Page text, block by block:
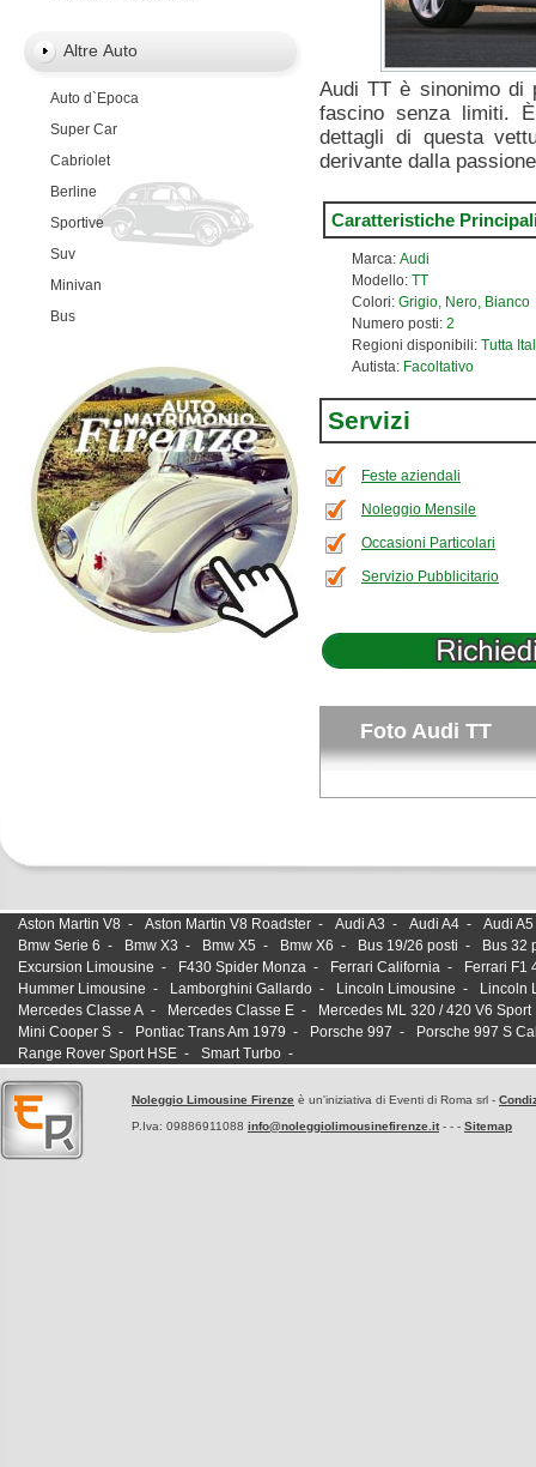
Altre Auto
Auto d`Epoca
Super Car
Cabriolet
Berline
Sportive
Suv
Minivan
Bus
Audi TT è sinonimo di
fascino senza limiti.
dettagli di questa
derivante dalla
Caratteristiche
Marca: Audi
Modello: TT
Colori: Grigio, Nero, Bianco
Numero posti: 2
Regioni disponibili: Tutta
Autista: Facoltativo
Servizi
Feste aziendali
Noleggio Mensile
Occasioni Particolari
Servizio Pubblicitario
Foto Audi TT
Aston Martin V8 - Aston Martin V8 Roadster - Audi A3 - Audi A4 - Audi A5
Bmw Serie 6 - Bmw X3 - Bmw X5 - Bmw X6 - Bus 19/26 posti -
Bus 32
Excursion Limousine - F430 Spider Monza - Ferrari California -
Ferrari F1
Hummer Limousine - Lamborghini Gallardo - Lincoln Limousine -
Lincoln
Mercedes Classe A - Mercedes Classe E - Mercedes ML 320 / 420 V6 Sport
Mini Cooper S - Pontiac Trans Am 1979 - Porsche 997 -
Porsche 997 S
Range Rover Sport HSE - Smart Turbo -
Noleggio Limousine Firenze è un'iniziativa di Eventi di Roma srl -
P.Iva: 09886911088 info@noleggiolimousinefirenze.it- - - Sitemap